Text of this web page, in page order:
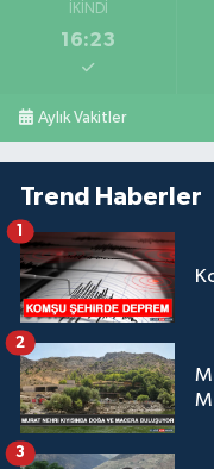
İKINDI
16:23
Aylık Vakitler
Trend Haberler
1
2
3